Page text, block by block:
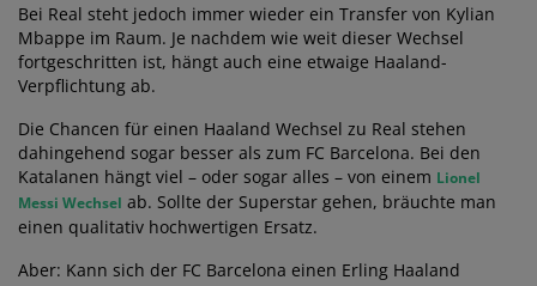
Bei Real steht jedoch immer wieder ein Transfer von Kylian
Mbappe im Raum. Je nachdem wie weit dieser Wechsel
fortgeschritten ist, hängt auch eine etwaige Haaland-
Verpflichtung ab.
Die Chancen für einen Haaland Wechsel zu Real stehen
dahingehend sogar besser als zum FC Barcelona. Bei den
Katalanen hängt viel – oder sogar alles – von einem Lionel
Messi Wechsel ab. Sollte der Superstar gehen, bräuchte man
einen qualitativ hochwertigen Ersatz.
Aber: Kann sich der FC Barcelona einen Erling Haaland